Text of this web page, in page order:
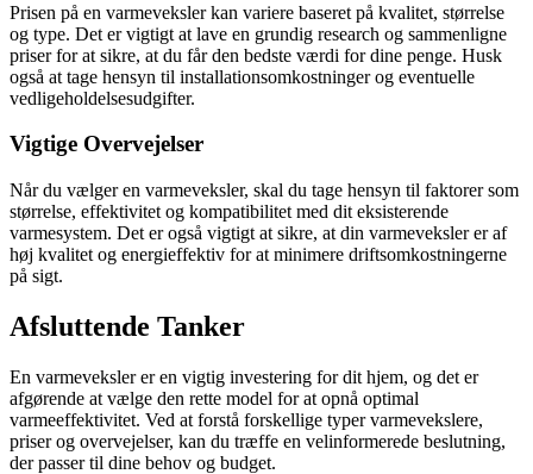
Prisen på en varmeveksler kan variere baseret på kvalitet, størrelse
og type. Det er vigtigt at lave en grundig research og sammenligne
priser for at sikre, at du får den bedste værdi for dine penge. Husk
også at tage hensyn til installationsomkostninger og eventuelle
vedligeholdelsesudgifter.
Vigtige Overvejelser
Når du vælger en varmeveksler, skal du tage hensyn til faktorer som
størrelse, effektivitet og kompatibilitet med dit eksisterende
varmesystem. Det er også vigtigt at sikre, at din varmeveksler er af
høj kvalitet og energieffektiv for at minimere driftsomkostningerne
på sigt.
Afsluttende Tanker
En varmeveksler er en vigtig investering for dit hjem, og det er
afgørende at vælge den rette model for at opnå optimal
varmeeffektivitet. Ved at forstå forskellige typer varmevekslere,
priser og overvejelser, kan du træffe en velinformerede beslutning,
der passer til dine behov og budget.